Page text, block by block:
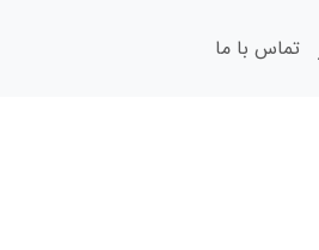
تماس با ما